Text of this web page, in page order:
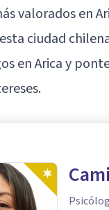
valorados en
ciudad
en Arica y